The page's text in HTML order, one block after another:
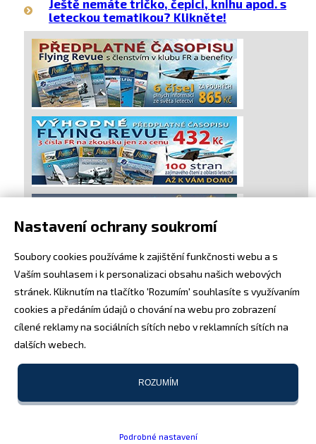
Ještě nemáte tričko, čepici, knihu apod. s
leteckou tematikou? Klikněte!
Nastavení ochrany soukromí
Soubory cookies používáme k zajištění funkčnosti webu a s
Vaším souhlasem i k personalizaci obsahu našich webových
stránek. Kliknutím na tlačítko 'Rozumím' souhlasíte s využívaním
cookies a předáním údajů o chování na webu pro zobrazení
cílené reklamy na sociálních sítích nebo v reklamních sítích na
dalších webech.
ROZUMÍM
Podrobné nastavení